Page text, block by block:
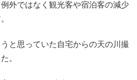
外ではなく観光客や宿泊客の減少
と思っていた自宅からの天の川撮
。